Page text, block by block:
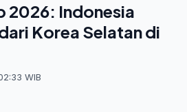
2026: Indonesia
Korea Selatan di
WIB